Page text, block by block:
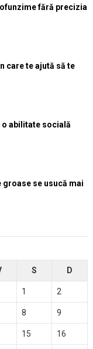
fără precizia
care te ajută să te
o abilitate socială
se usucă mai
S D
1 2
8 9
15 16